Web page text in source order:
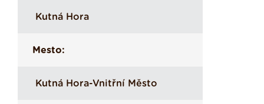
Kutná Hora
Mesto:
Kutná Hora-Vnitřní Město